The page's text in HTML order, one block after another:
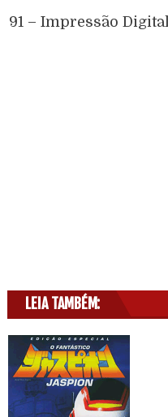
91 – Impressão
LEIA TAMBÉM: